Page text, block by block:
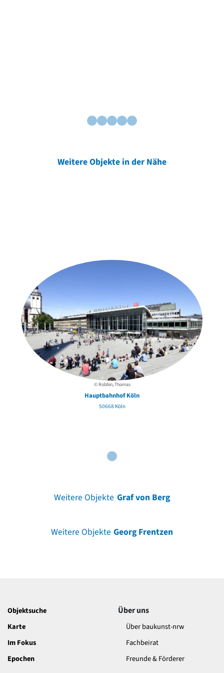
Weitere Objekte in der Nähe
© Robbin, Thomas
Hauptbahnhof Köln
50668 Köln
Weitere Objekte Graf von Berg
Weitere Objekte Georg Frentzen
Objektsuche
Karte
Im Fokus
Epochen
Über uns
Über baukunst-nrw
Fachbeirat
Freunde & Förderer